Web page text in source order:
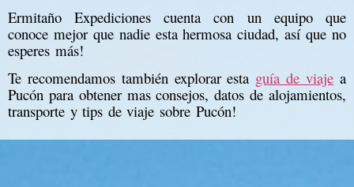
Ermitaño Expediciones cuenta con un equipo que
conoce mejor que nadie esta hermosa ciudad, así que no
esperes más!
Te recomendamos también explorar esta guía de viaje a
Pucón para obtener mas consejos, datos de alojamientos,
transporte y tips de viaje sobre Pucón!